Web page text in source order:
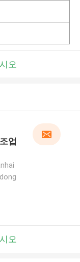
오
업
오